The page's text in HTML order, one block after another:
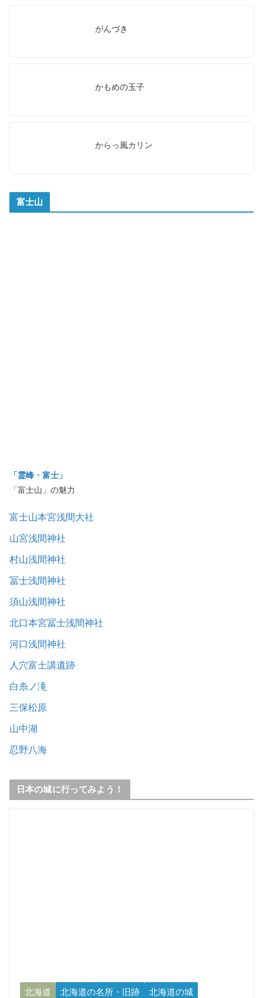
がんづき
かもめの玉子
からっ風カリン
富士山
「霊峰・富士」
「富士山」の魅力
富士山本宮浅間大社
山宮浅間神社
村山浅間神社
冨士浅間神社
須山浅間神社
北口本宮冨士浅間神社
河口浅間神社
人穴富士講遺跡
白糸ノ滝
三保松原
山中湖
忍野八海
日本の城に行ってみよう！
北海道 北海道の名所・旧跡
北海道の城